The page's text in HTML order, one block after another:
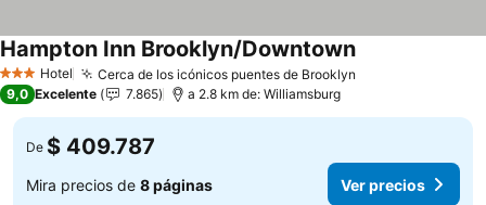
3 Estrellas
Hotel Cerca de los icónicos puentes de Brooklyn
Hampton Inn Brooklyn/Downtown
9,0 Excelente 7.865 a 2.8 km de: Williamsburg
De $ 409.787
Mira precios de 8 páginas Ver precios